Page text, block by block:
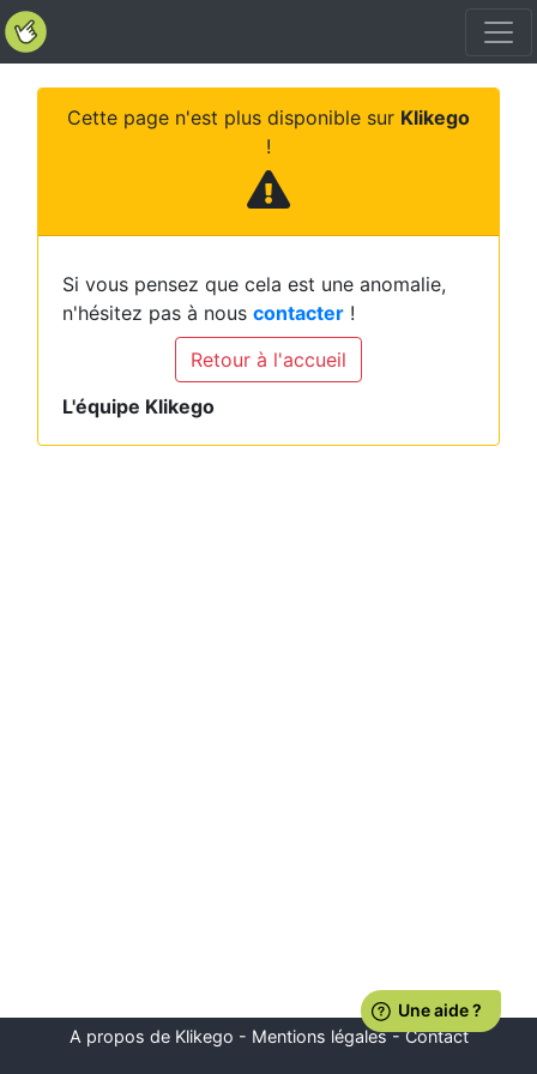
Cette page n'est plus disponible sur Klikego
!
Si vous pensez que cela est une anomalie,
n'hésitez pas à nous contacter !
Retour à l'accueil
L'équipe Klikego
A propos de Klikego - Mentions légales-Contact